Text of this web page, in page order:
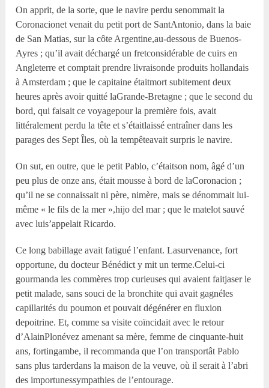
On apprit, de la sorte, que le navire perdu senommait la
Coronacionet venait du petit port de SantAntonio, dans la baie
de San Matias, sur la côte Argentine,au-dessous de Buenos-
Ayres ; qu’il avait déchargé un fretconsidérable de cuirs en
Angleterre et comptait prendre livraisonde produits hollandais
à Amsterdam ; que le capitaine étaitmort subitement deux
heures après avoir quitté laGrande-Bretagne ; que le second du
bord, qui faisait ce voyagepour la première fois, avait
littéralement perdu la tête et s’étaitlaissé entraîner dans les
parages des Sept Îles, où la tempêteavait surpris le navire.
On sut, en outre, que le petit Pablo, c’étaitson nom, âgé d’un
peu plus de onze ans, était mousse à bord de laCoronacion ;
qu’il ne se connaissait ni père, nimère, mais se dénommait lui-
même « le fils de la mer »,hijo del mar ; que le matelot sauvé
avec luis’appelait Ricardo.
Ce long babillage avait fatigué l’enfant. Lasurvenance, fort
opportune, du docteur Bénédict y mit un terme.Celui-ci
gourmanda les commères trop curieuses qui avaient faitjaser le
petit malade, sans souci de la bronchite qui avait gagnéles
capillarités du poumon et pouvait dégénérer en fluxion
depoitrine. Et, comme sa visite coïncidait avec le retour
d’AlainPlonévez amenant sa mère, femme de cinquante-huit
ans, fortingambe, il recommanda que l’on transportât Pablo
sans plus tarderdans la maison de la veuve, où il serait à l’abri
des importunessympathies de l’entourage.